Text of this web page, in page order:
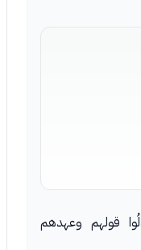
قولهم وعهدهم